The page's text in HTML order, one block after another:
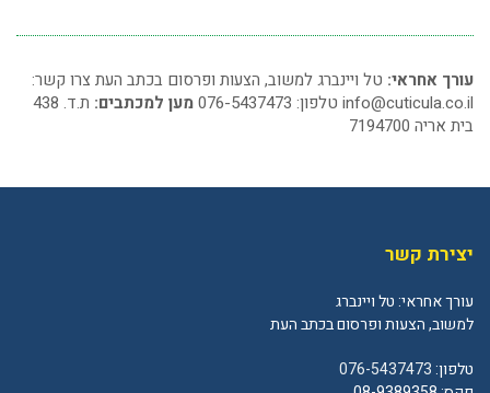
עורך אחראי: טל ויינברג למשוב, הצעות ופרסום בכתב העת צרו קשר:
info@cuticula.co.il טלפון: 076-5437473 מען למכתבים:
ת.ד. 438
בית אריה 7194700
יצירת קשר
עורך אחראי: טל ויינברג
למשוב, הצעות ופרסום בכתב העת
טלפון:076-5437473